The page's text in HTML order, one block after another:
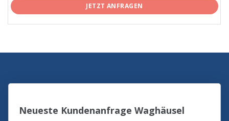
JETZT ANFRAGEN
Neueste Kundenanfrage Waghäusel